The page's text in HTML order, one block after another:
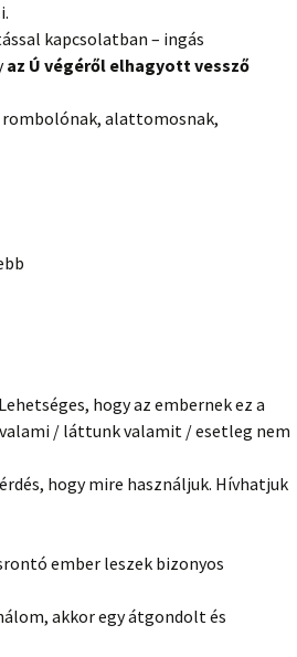
kapcsolatban – ingás
az Ú végéről elhagyott vessző
alattomosnak,
hogy az embernek ez a
/ láttunk valamit / esetleg nem
hogy mire használjuk. Hívhatjuk
ember leszek bizonyos
akkor egy átgondolt és